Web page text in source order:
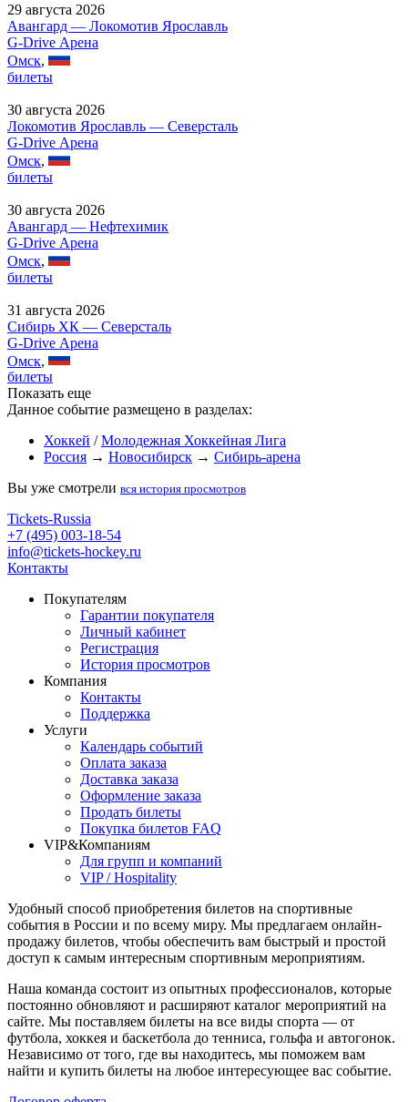
29 августа 2026
Авангард — Локомотив Ярославль
G-Drive Арена
Омск,
билеты
30 августа 2026
Локомотив Ярославль — Северсталь
G-Drive Арена
Омск,
билеты
30 августа 2026
Авангард — Нефтехимик
G-Drive Арена
Омск,
билеты
31 августа 2026
Сибирь ХК — Северсталь
G-Drive Арена
Омск,
билеты
Показать еще
Данное событие размещено в разделах:
Хоккей /Молодежная Хоккейная Лига
Россия → Новосибирск → Сибирь-арена
Вы уже смотрели вся история просмотров
Tickets-Russia
+7 (495) 003-18-54
info@tickets-hockey.ru
Контакты
Покупателям
Гарантии покупателя
Личный кабинет
Регистрация
История просмотров
Компания
Контакты
Поддержка
Услуги
Календарь событий
Оплата заказа
Доставка заказа
Оформление заказа
Продать билеты
Покупка билетов FAQ
VIP&Компаниям
Для групп и компаний
VIP / Hospitality
Удобный способ приобретения билетов на спортивные
события в России и по всему миру. Мы предлагаем онлайн-
продажу билетов, чтобы обеспечить вам быстрый и простой
доступ к самым интересным спортивным мероприятиям.
Наша команда состоит из опытных профессионалов, которые
постоянно обновляют и расширяют каталог мероприятий на
сайте. Мы поставляем билеты на все виды спорта — от
футбола, хоккея и баскетбола до тенниса, гольфа и автогонок.
Независимо от того, где вы находитесь, мы поможем вам
найти и купить билеты на любое интересующее вас событие.